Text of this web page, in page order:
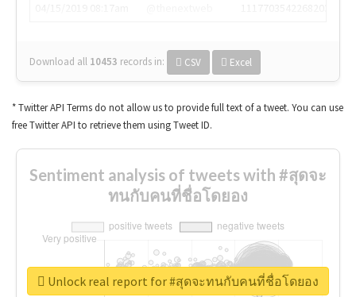
Download all 10453 records in: CSV Excel
* Twitter API Terms do not allow us to provide full text of a tweet. You can use
free Twitter API to retrieve them using Tweet ID.
Sentiment analysis of tweets with #สุดจะ
ทนกับคนที่ชื่อโดยอง
Unlock real report for #สุดจะทนกับคนที่ชื่อโดยอง